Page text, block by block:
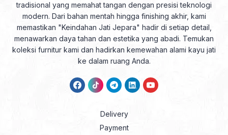
tradisional yang memahat tangan dengan presisi teknologi
modern. Dari bahan mentah hingga finishing akhir, kami
memastikan "Keindahan Jati Jepara" hadir di setiap detail,
menawarkan daya tahan dan estetika yang abadi. Temukan
koleksi furnitur kami dan hadirkan kemewahan alami kayu jati
ke dalam ruang Anda.
Delivery
Payment